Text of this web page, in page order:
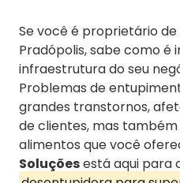
Se você é proprietário
Pradópolis, sabe como
infraestrutura do seu
Problemas de
grandes transtornos,
de clientes, mas também
alimentos que você
Soluçõesestá aqui para